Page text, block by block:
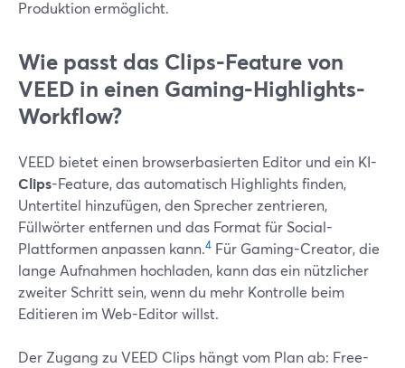
Produktion ermöglicht.
Wie passt das Clips-Feature von
VEED in einen Gaming-Highlights-
Workflow?
VEED bietet einen browserbasierten Editor und ein KI-
Clips-Feature, das automatisch Highlights finden,
Untertitel hinzufügen, den Sprecher zentrieren,
Füllwörter entfernen und das Format für Social-
Plattformen anpassen kann.4 Für Gaming-Creator, die
lange Aufnahmen hochladen, kann das ein nützlicher
zweiter Schritt sein, wenn du mehr Kontrolle beim
Editieren im Web-Editor willst.
Der Zugang zu VEED Clips hängt vom Plan ab: Free-